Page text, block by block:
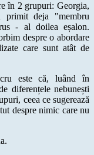
în 2 grupuri: Georgia,
deja "membru
- al doilea eșalon.
despre o abordare
care sunt atât de
este că, luând în
diferențele nebunești
ceea ce sugerează
despre nimic care nu